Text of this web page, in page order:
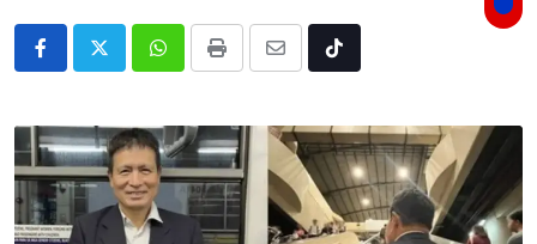
Whatsapp
Print
Share
Email
Tiktok